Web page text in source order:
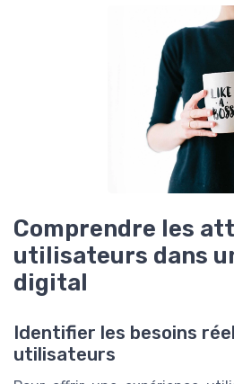
Comprendre les
utilisateurs dans
digital
Identifier les besoins
utilisateurs